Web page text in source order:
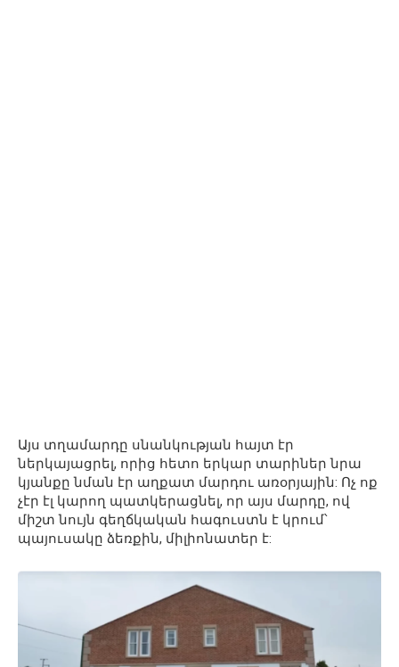
Այս տղամարդը սնանկության հայտ էր
ներկայացրել, որից հետո երկար տարիներ նրա
կյանքը նման էր աղքատ մարդու առօրյային: Ոչ ոք
չէր էլ կարող պատկերացնել, որ այս մարդը, ով
միշտ նույն գեղճկական հագուստն է կրում՝
պայուսակը ձեռքին, միլիոնատեր է: